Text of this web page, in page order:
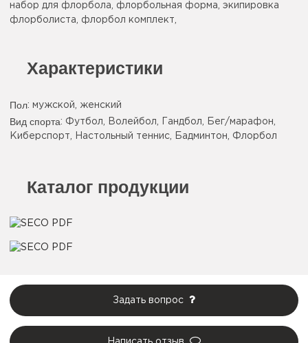
набор для флорбола, флорбольная форма, экипировка
флорболиста, флорбол комплект,
Характеристики
Пол: мужской, женский
Вид спорта: Футбол, Волейбол, Гандбол, Бег/марафон,
Киберспорт, Настольный теннис, Бадминтон, Флорбол
Каталог продукции
Задать вопрос